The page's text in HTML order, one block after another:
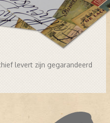
levert zijn gegarandeerd